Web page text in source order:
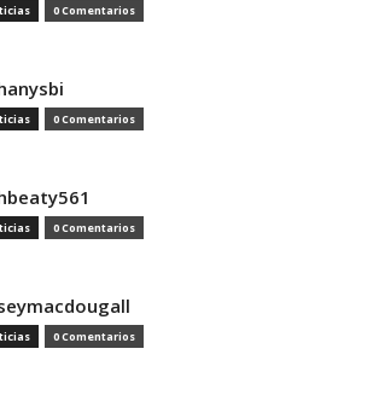
0 Comentarios
0 Comentarios
0 Comentarios
0 Comentarios